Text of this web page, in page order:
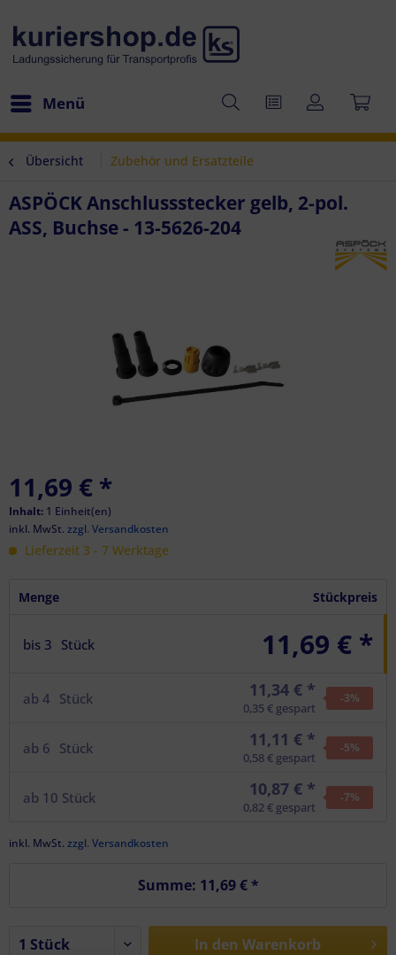
Menü
Übersicht Zubehör und Ersatzteile
ASPÖCK Anschlussstecker gelb, 2-pol.
ASS, Buchse - 13-5626-204
11,69 € *
Inhalt: 1 Einheit(en)
inkl. MwSt. zzgl. Versandkosten
Lieferzeit 3 - 7 Werktage
Menge Stückpreis
bis 3 Stück 11,69 € *
ab 4 Stück 11,34 € *
0,35 € gespart
-3%
ab 6 Stück 11,11 € *
0,58 € gespart
-5%
ab 10 Stück 10,87 € *
0,82 € gespart
-7%
inkl. MwSt. zzgl. Versandkosten
Summe: 11,69 €*
In den Warenkorb